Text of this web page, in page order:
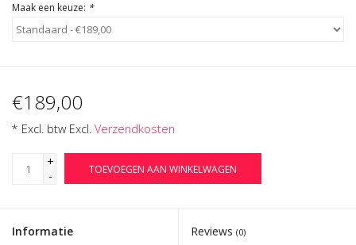
Maak een keuze: *
€189,00
* Excl. btw Excl. Verzendkosten
+
-
TOEVOEGEN AAN WINKELWAGEN
Informatie Reviews (0)